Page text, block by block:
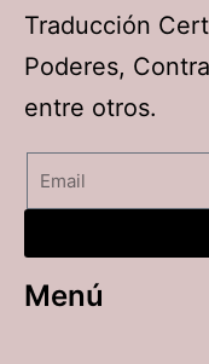
Traducción
Poderes,
entre otros.
Menú